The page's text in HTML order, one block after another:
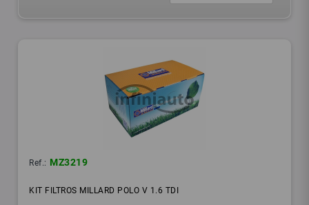
Ref.: MZ3219
KIT FILTROS MILLARD POLO V 1.6 TDI